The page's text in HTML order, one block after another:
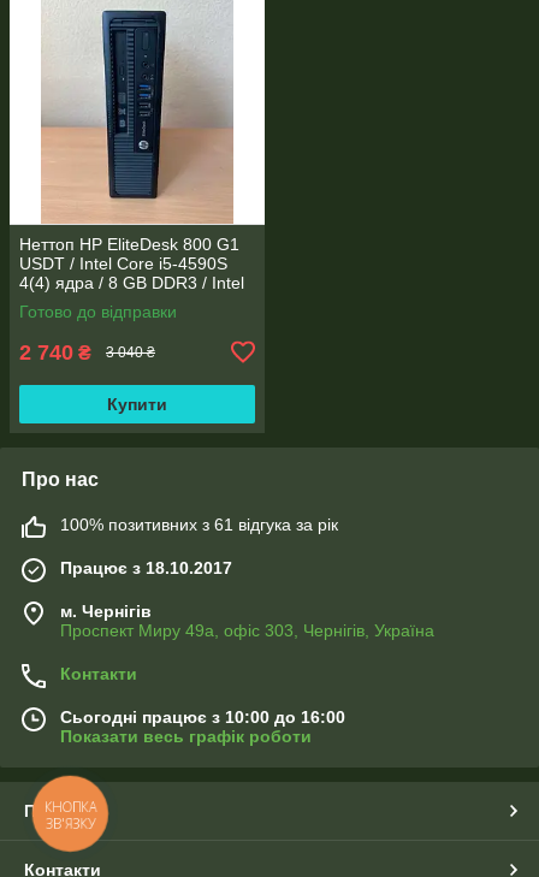
Неттоп HP EliteDesk 800 G1
USDT / Intel Core i5-4590S
4(4) ядра / 8 GB DDR3 / Intel
HD Graphics 4600
Готово до відправки
2 740 ₴ 3 040 ₴
Купити
Про нас
100% позитивних з 61 відгука за рік
Працює з 18.10.2017
м. Чернігів
Проспект Миру 49а, офіс 303, Чернігів, Україна
Контакти
Сьогодні працює з 10:00 до 16:00
Показати весь графік роботи
Про нас
Контакти
КНОПКА
ЗВ'ЯЗКУ